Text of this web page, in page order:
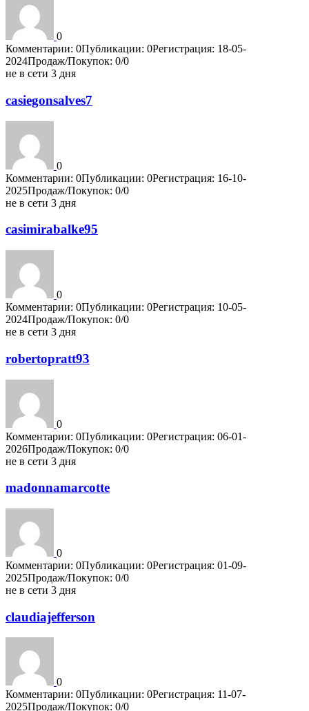
0
Комментарии: 0Публикации: 0Регистрация: 18-05-
2024Продаж/Покупок: 0/0
не в сети 3 дня
casiegonsalves7
0
Комментарии: 0Публикации: 0Регистрация: 16-10-
2025Продаж/Покупок: 0/0
не в сети 3 дня
casimirabalke95
0
Комментарии: 0Публикации: 0Регистрация: 10-05-
2024Продаж/Покупок: 0/0
не в сети 3 дня
robertopratt93
0
Комментарии: 0Публикации: 0Регистрация: 06-01-
2026Продаж/Покупок: 0/0
не в сети 3 дня
madonnamarcotte
0
Комментарии: 0Публикации: 0Регистрация: 01-09-
2025Продаж/Покупок: 0/0
не в сети 3 дня
claudiajefferson
0
Комментарии: 0Публикации: 0Регистрация: 11-07-
2025Продаж/Покупок: 0/0